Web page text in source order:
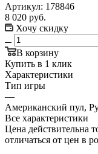
Артикул: 178846
8 020 руб.
Хочу скидку
В корзину
Купить в 1 клик
Характеристики
Тип игры
—
Американский пул,
Все характеристики
Цена действительна
отличаться от цен в